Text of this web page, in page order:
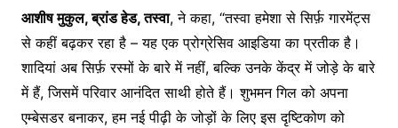
आशीष मुकुल,ब्रांड हेड,तस्वा, ने कहा, “तस्वा हमेशा से सिर्फ़ गारमेंट्स
से कहीं बढ़कर रहा है – यह एक प्रोग्रेसिव आइडिया का प्रतीक है।
शादियां अब सिर्फ़ रस्मों के बारे में नहीं, बल्कि उनके केंद्र में जोड़े के बारे
में हैं, जिसमें परिवार आनंदित साथी होते हैं। शुभमन गिल को अपना
एम्बेसडर बनाकर, हम नई पीढ़ी के जोड़ों के लिए इस दृष्टिकोण को